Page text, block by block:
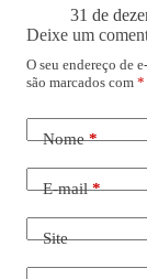
31 de
Deixe um
O seu endereço de
são marcados com *
Nome*
E-mail*
Site